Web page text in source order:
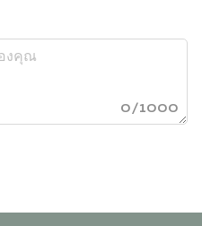
0/1000